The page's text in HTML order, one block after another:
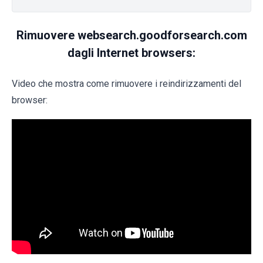
Rimuovere websearch.goodforsearch.com
dagli Internet browsers:
Video che mostra come rimuovere i reindirizzamenti del
browser: